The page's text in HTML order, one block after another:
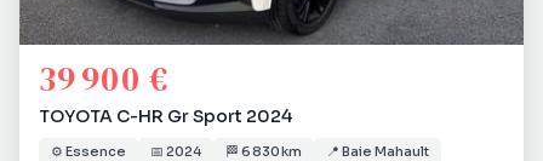
39 900 €
TOYOTA C-HR Gr Sport 2024
⚙️ Essence 📅 2024 🏁 6 830 km 📍 Baie Mahault